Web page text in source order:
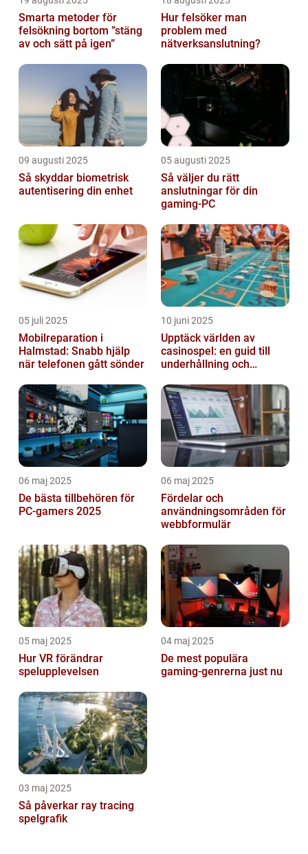
Smarta metoder för
felsökning bortom ”stäng
av och sätt på igen”
Hur felsöker man
problem med
nätverksanslutning?
09 augusti 2025
Så skyddar biometrisk
autentisering din enhet
05 augusti 2025
Så väljer du rätt
anslutningar för din
gaming-PC
05 juli 2025
Mobilreparation i
Halmstad: Snabb hjälp
när telefonen gått sönder
10 juni 2025
Upptäck världen av
casinospel: en guid till
underhållning och
06 maj 2025
De bästa tillbehören för
PC-gamers 2025
06 maj 2025
Fördelar och
användningsområden för
webbformulär
05 maj 2025
Hur VR förändrar
spelupplevelsen
04 maj 2025
De mest populära
gaming-genrerna just nu
03 maj 2025
Så påverkar ray tracing
spelgrafik